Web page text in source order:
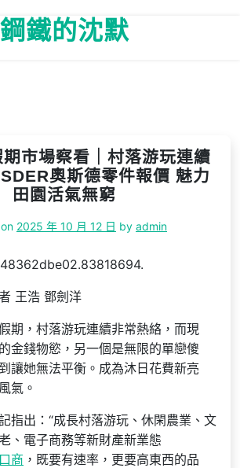
鋼鐵的沈默
期市場察看｜村落游玩連續
奧斯德零件報價 魅力
田園活氣無窮
2025 年 10 月 12 日 by admin
王浩 鄧劍洋
期，村落游玩連續非常熱絡，而現
金錢物慾，另一個是無限的單戀傻
讓她無法平衡。成為沐日花費新亮
氣。
指出：“成長村落游玩、休閑農業、文
、電子商務等新財產新業態
商 ，既要有速率，更要高東西的品